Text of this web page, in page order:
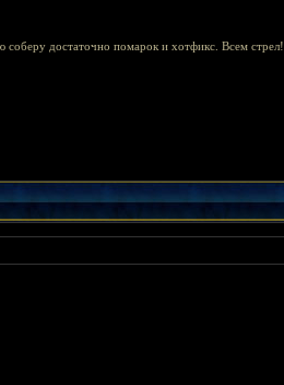
достаточно помарок и хотфикс. Всем стрел!